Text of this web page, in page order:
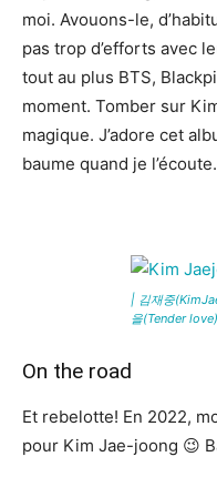
moi. Avouons-le,
pas trop d’efforts avec
tout au plus BTS,
moment. Tomber sur
magique. J’adore cet
baume quand je l’écoute.
| 김재중
을(Tender love)
On the road
Et rebelotte! En 2022,
pour Kim Jae-joong 😉